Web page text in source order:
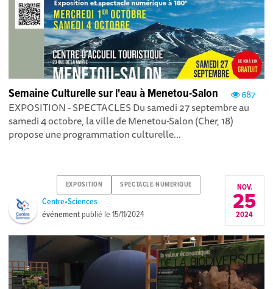
687
Semaine Culturelle sur l'eau à Menetou-Salon
EXPOSITION - SPECTACLES Du samedi 27 septembre au
samedi 4 octobre, la ville de Menetou-Salon (Cher, 18)
propose une programmation culturelle...
EXPOSITION SPECTACLE-NUMERIQUE
Centre•Sciences
événement publié le15/11/2024
NOV.
25
2024